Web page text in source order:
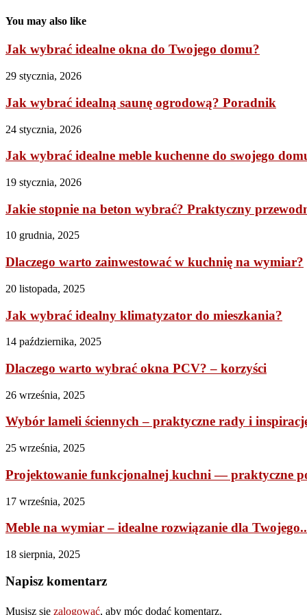
You may also like
Jak wybrać idealne okna do Twojego domu?
29 stycznia, 2026
Jak wybrać idealną saunę ogrodową? Poradnik
24 stycznia, 2026
Jak wybrać idealne meble kuchenne do swojego
19 stycznia, 2026
Jakie stopnie na beton wybrać? Praktyczny
10 grudnia, 2025
Dlaczego warto zainwestować w kuchnię na wymiar?
20 listopada, 2025
Jak wybrać idealny klimatyzator do mieszkania?
14 października, 2025
Dlaczego warto wybrać okna PCV? – korzyści
26 września, 2025
Wybór lameli ściennych – praktyczne rady i
25 września, 2025
Projektowanie funkcjonalnej kuchni — praktyczne
17 września, 2025
Meble na wymiar – idealne rozwiązanie dla
18 sierpnia, 2025
Napisz komentarz
Musisz się zalogować, aby móc dodać komentarz.